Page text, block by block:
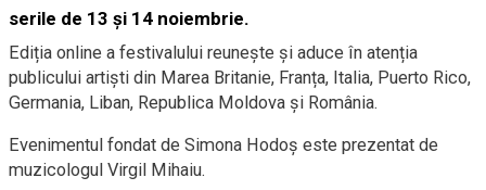
serile de 13 și 14 noiembrie.
Ediția online a festivalului reunește și aduce în atenția
publicului artiști din Marea Britanie, Franța, Italia, Puerto Rico,
Germania, Liban, Republica Moldova și România.
Evenimentul fondat de Simona Hodoș este prezentat de
muzicologul Virgil Mihaiu.